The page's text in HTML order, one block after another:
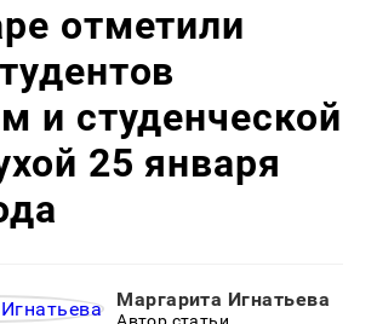
отметили
и студенческой
25 января
Маргарита Игнатьева